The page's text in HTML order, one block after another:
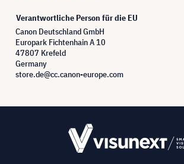
Verantwortliche Person für die EU
Canon Deutschland GmbH
Europark Fichtenhain A 10
47807 Krefeld
Germany
store.de@cc.canon-europe.com